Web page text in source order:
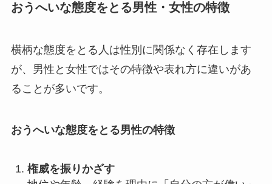
おうへいな態度をとる男性・女性の特徴
横柄な態度をとる人は性別に関係なく存在します
が、男性と女性ではその特徴や表れ方に違いがあ
ることが多いです。
おうへいな態度をとる男性の特徴
権威を振りかざす